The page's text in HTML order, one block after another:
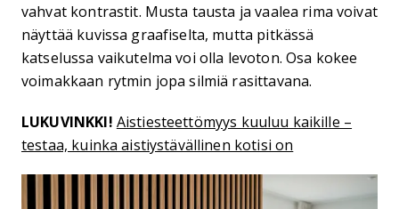
vahvat kontrastit. Musta tausta ja vaalea rima voivat
näyttää kuvissa graafiselta, mutta pitkässä
katselussa vaikutelma voi olla levoton. Osa kokee
voimakkaan rytmin jopa silmiä rasittavana.
LUKUVINKKI! Aistiesteettömyys kuuluu kaikille –
testaa, kuinka aistiystävällinen kotisi on